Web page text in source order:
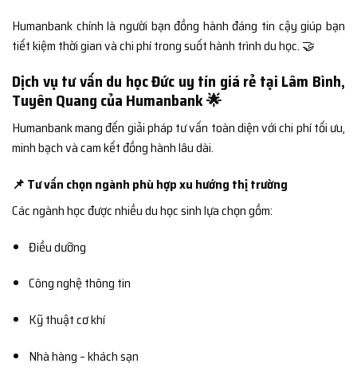
Humanbank chính là người bạn đồng hành đáng tin cậy giúp bạn
tiết kiệm thời gian và chi phí trong suốt hành trình du học. 🤝
Dịch vụ tư vấn du học Đức uy tín giá rẻ tại Lâm Bình,
Tuyên Quang của Humanbank 🌟
Humanbank mang đến giải pháp tư vấn toàn diện với chi phí tối ưu,
minh bạch và cam kết đồng hành lâu dài.
📌 Tư vấn chọn ngành phù hợp xu hướng thị trường
Các ngành học được nhiều du học sinh lựa chọn gồm:
Điều dưỡng
Công nghệ thông tin
Kỹ thuật cơ khí
Nhà hàng – khách sạn